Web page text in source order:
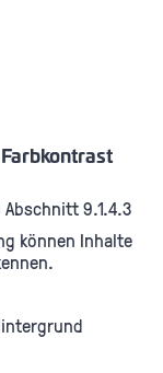
Abschnitt 9.1.4.3
können Inhalte